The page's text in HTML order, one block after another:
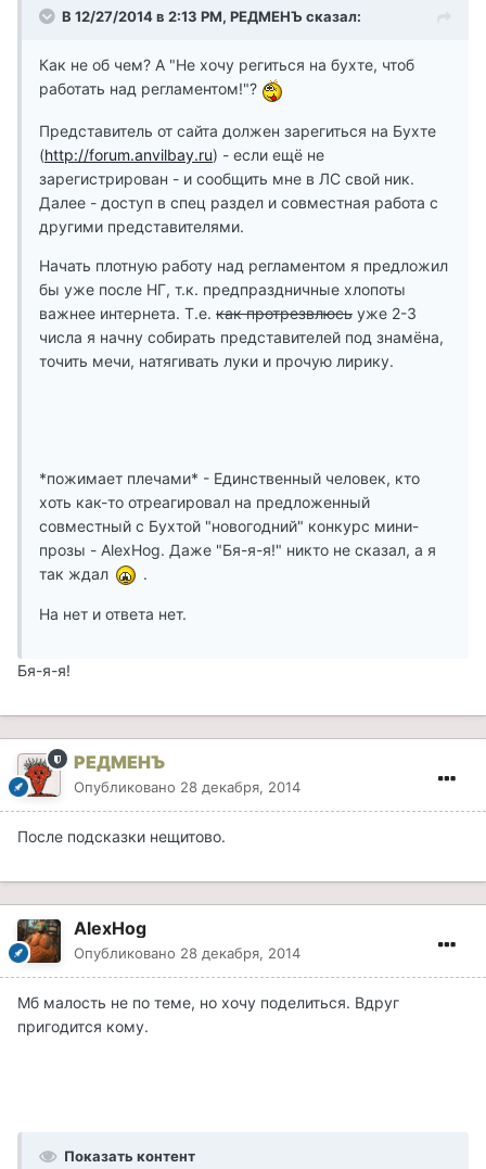
В 12/27/2014 в 2:13 PM, РЕДМЕНЪ сказал:
Как не об чем? А "Не хочу региться на бухте, чтоб
работать над регламентом!"?
Представитель от сайта должен зарегиться на Бухте
(http://forum.anvilbay.ru) - если ещё не
зарегистрирован - и сообщить мне в ЛС свой ник.
Далее - доступ в спец раздел и совместная работа с
другими представителями.
Начать плотную работу над регламентом я предложил
бы уже после НГ, т.к. предпраздничные хлопоты
важнее интернета. Т.е. как протрезвлюсь уже 2-3
числа я начну собирать представителей под знамёна,
точить мечи, натягивать луки и прочую лирику.
*пожимает плечами* - Единственный человек, кто
хоть как-то отреагировал на предложенный
совместный с Бухтой "новогодний" конкурс мини-
прозы - AlexHog. Даже "Бя-я-я!" никто не сказал, а я
так ждал
.
На нет и ответа нет.
Бя-я-я!
РЕДМЕНЪ
Опубликовано 28 декабря, 2014
После подсказки нещитово.
AlexHog
Опубликовано 28 декабря, 2014
Мб малость не по теме, но хочу поделиться. Вдруг
пригодится кому.
Показать контент